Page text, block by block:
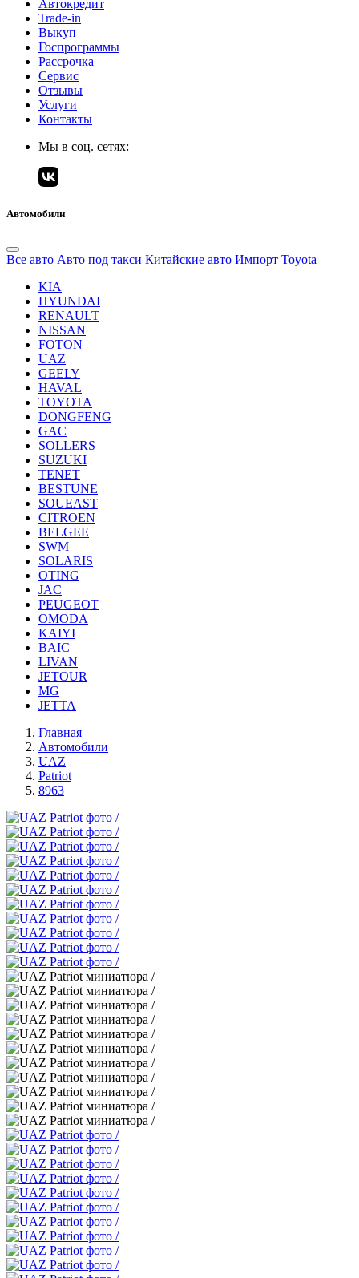
Автокредит
Trade-in
Выкуп
Госпрограммы
Рассрочка
Сервис
Отзывы
Услуги
Контакты
Мы в соц. сетях:
Автомобили
Все авто Авто под такси Китайские авто Импорт Toyota
KIA
HYUNDAI
RENAULT
NISSAN
FOTON
UAZ
GEELY
HAVAL
TOYOTA
DONGFENG
GAC
SOLLERS
SUZUKI
TENET
BESTUNE
SOUEAST
CITROEN
BELGEE
SWM
SOLARIS
OTING
JAC
PEUGEOT
OMODA
KAIYI
BAIC
LIVAN
JETOUR
MG
JETTA
Главная
Автомобили
UAZ
Patriot
8963